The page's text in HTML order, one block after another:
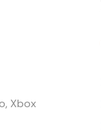
Xbox